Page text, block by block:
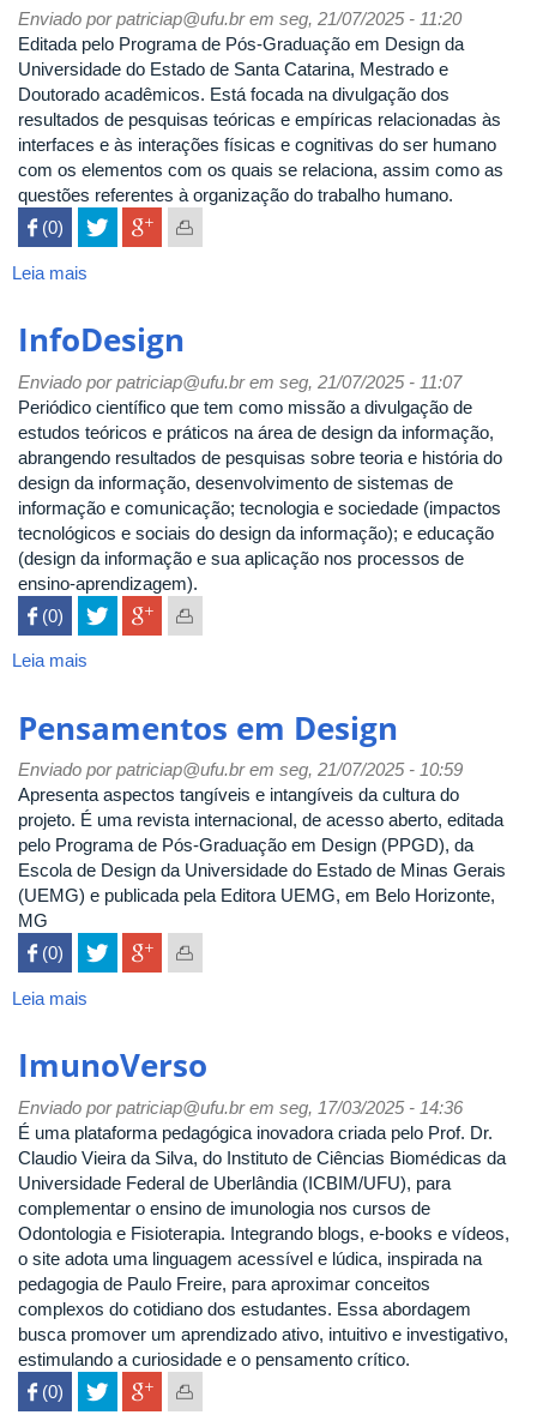
Artes,
Moda
e
Design
Enviado porpatriciap@ufu.brem seg, 21/07/2025 - 11:20
Editada pelo Programa de Pós-Graduação em Design da
Universidade do Estado de Santa Catarina, Mestrado e
Doutorado acadêmicos. Está focada na divulgação dos
resultados de pesquisas teóricas e empíricas relacionadas às
interfaces e às interações físicas e cognitivas do ser humano
com os elementos com os quais se relaciona, assim como as
questões referentes à organização do trabalho humano.
 (0)
Leia mais
Factors
in
Design
InfoDesign
Enviado porpatriciap@ufu.brem seg, 21/07/2025 - 11:07
Periódico científico que tem como missão a divulgação de
estudos teóricos e práticos na área de design da informação,
abrangendo resultados de pesquisas sobre teoria e história do
design da informação, desenvolvimento de sistemas de
informação e comunicação; tecnologia e sociedade (impactos
tecnológicos e sociais do design da informação); e educação
(design da informação e sua aplicação nos processos de
ensino-aprendizagem).
 (0)
Leia mais
Pensamentos em Design
Enviado porpatriciap@ufu.brem seg, 21/07/2025 - 10:59
Apresenta aspectos tangíveis e intangíveis da cultura do
projeto. É uma revista internacional, de acesso aberto, editada
pelo Programa de Pós-Graduação em Design (PPGD), da
Escola de Design da Universidade do Estado de Minas Gerais
(UEMG) e publicada pela Editora UEMG, em Belo Horizonte,
MG
 (0)
Leia mais
Design
ImunoVerso
Enviado porpatriciap@ufu.brem seg, 17/03/2025 - 14:36
É uma plataforma pedagógica inovadora criada pelo Prof. Dr.
Claudio Vieira da Silva, do Instituto de Ciências Biomédicas da
Universidade Federal de Uberlândia (ICBIM/UFU), para
complementar o ensino de imunologia nos cursos de
Odontologia e Fisioterapia. Integrando blogs, e-books e vídeos,
o site adota uma linguagem acessível e lúdica, inspirada na
pedagogia de Paulo Freire, para aproximar conceitos
complexos do cotidiano dos estudantes. Essa abordagem
busca promover um aprendizado ativo, intuitivo e investigativo,
estimulando a curiosidade e o pensamento crítico.
 (0)